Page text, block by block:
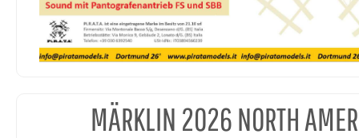
MÄRKLIN 2026 NORTH